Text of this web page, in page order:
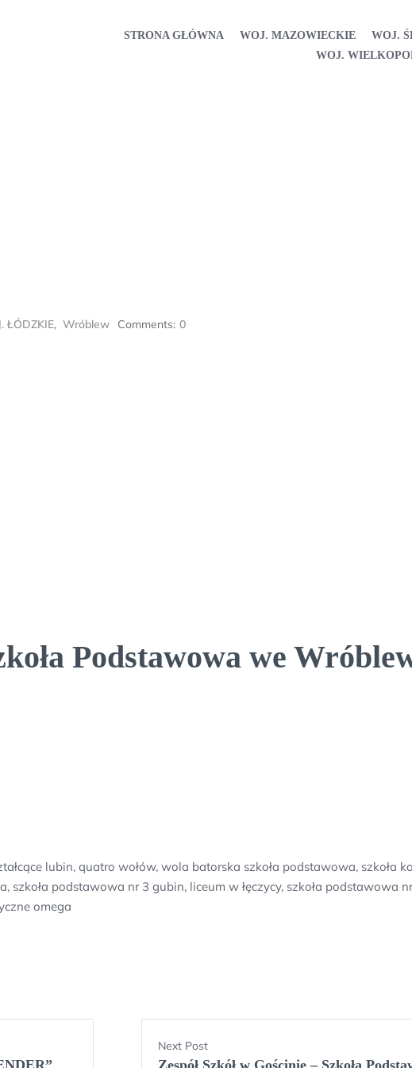
STRONA GŁÓWNA WOJ. MAZOWIECKIE WOJ.
WOJ.
ŁÓDZKIE, Wróblew Comments: 0
Podstawowa we
lubin, quatro wołów, wola batorska szkoła podstawowa, szkoła
szkoła podstawowa nr 3 gubin, liceum w łęczycy, szkoła podstawowa
omega
Next Post
Zespół Szkół w Gościnie – Szkoła